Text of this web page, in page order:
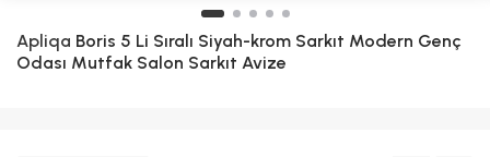
Apliqa Boris 5 Li Sıralı Siyah-krom Sarkıt Modern Genç
Odası Mutfak Salon Sarkıt Avize